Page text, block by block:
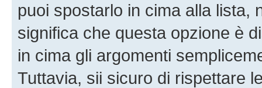
puoi spostarlo in cima alla lista,
significa che questa opzione è
in cima gli argomenti
Tuttavia, sii sicuro di rispettare